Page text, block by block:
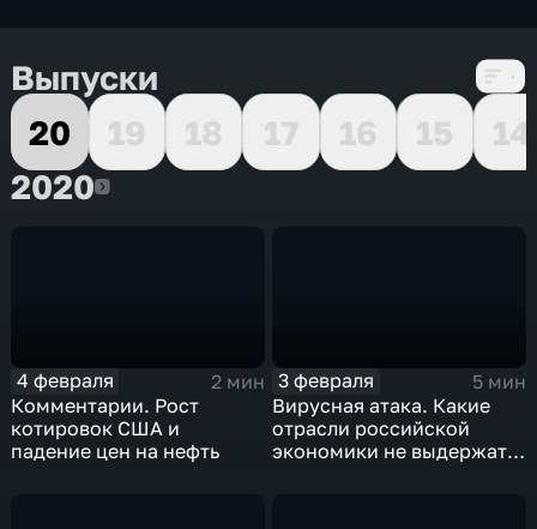
Выпуски
20
19 18 17 16 15
14
20202020
4 февраля
2 мин
Комментарии. Рост
котировок США и
падение цен на нефть
3 февраля
5 мин
Вирусная атака. Какие
отрасли российской
экономики не выдержат